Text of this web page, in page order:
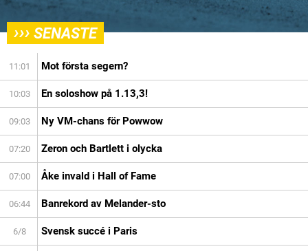
››› SENASTE
11:01 Mot första segern?
10:03 En soloshow på 1.13,3!
09:03 Ny VM-chans för Powwow
07:20 Zeron och Bartlett i olycka
07:00 Åke invald i Hall of Fame
06:44 Banrekord av Melander-sto
6/8 Svensk succé i Paris